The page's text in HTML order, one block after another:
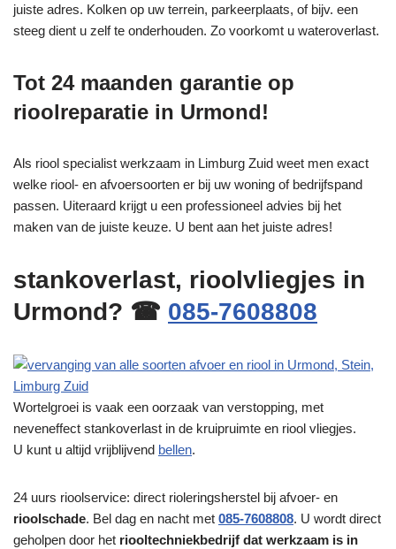
juiste adres. Kolken op uw terrein, parkeerplaats, of bijv. een
steeg dient u zelf te onderhouden. Zo voorkomt u wateroverlast.
Tot 24 maanden garantie op
rioolreparatie in Urmond!
Als riool specialist werkzaam in Limburg Zuid weet men exact
welke riool- en afvoersoorten er bij uw woning of bedrijfspand
passen. Uiteraard krijgt u een professioneel advies bij het
maken van de juiste keuze. U bent aan het juiste adres!
stankoverlast, rioolvliegjes in
Urmond? ☎ 085-7608808
Wortelgroei is vaak een oorzaak van verstopping, met
neveneffect stankoverlast in de kruipruimte en riool vliegjes.
U kunt u altijd vrijblijvend bellen.
24 uurs rioolservice: direct rioleringsherstel bij afvoer- en
rioolschade. Bel dag en nacht met 085-7608808. U wordt direct
geholpen door het riooltechniekbedrijf dat werkzaam is in